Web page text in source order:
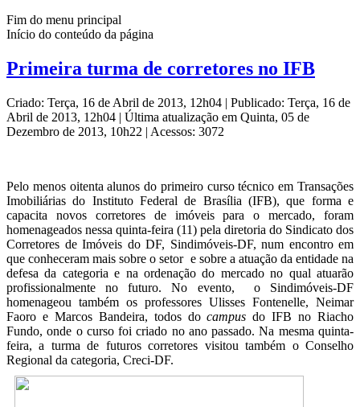
Fim do menu principal
Início do conteúdo da página
Primeira turma de corretores no IFB
Criado: Terça, 16 de Abril de 2013, 12h04 | Publicado: Terça, 16 de
Abril de 2013, 12h04 | Última atualização em Quinta, 05 de
Dezembro de 2013, 10h22 | Acessos: 3072
Pelo menos oitenta alunos do primeiro curso técnico em Transações
Imobiliárias do Instituto Federal de Brasília (IFB), que forma e
capacita novos corretores de imóveis para o mercado, foram
homenageados nessa quinta-feira (11) pela diretoria do Sindicato dos
Corretores de Imóveis do DF, Sindimóveis-DF, num encontro em
que conheceram mais sobre o setor e sobre a atuação da entidade na
defesa da categoria e na ordenação do mercado no qual atuarão
profissionalmente no futuro. No evento, o Sindimóveis-DF
homenageou também os professores Ulisses Fontenelle, Neimar
Faoro e Marcos Bandeira, todos docampus do IFB no Riacho
Fundo, onde o curso foi criado no ano passado. Na mesma quinta-
feira, a turma de futuros corretores visitou também o Conselho
Regional da categoria, Creci-DF.